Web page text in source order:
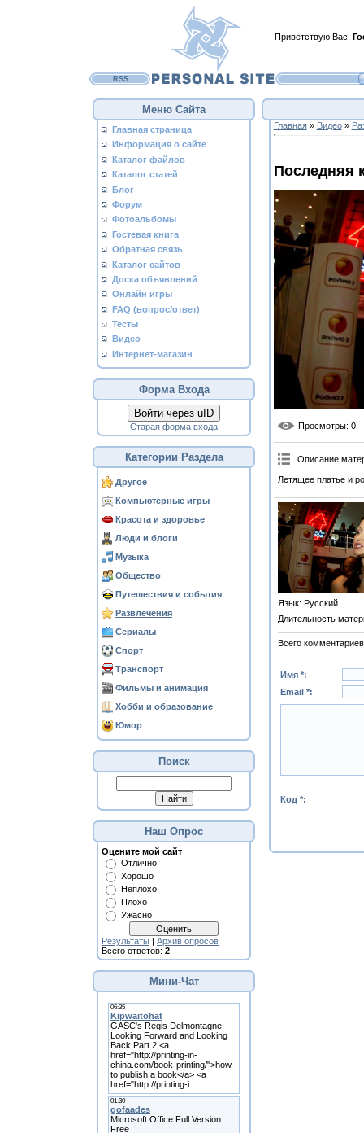
Приветствую Вас
RSS
Меню Сайта
Главная страница
Информация о сайте
Каталог файлов
Каталог статей
Блог
Форум
Фотоальбомы
Гостевая книга
Обратная связь
Каталог сайтов
Доска объявлений
Онлайн игры
FAQ (вопрос/ответ)
Тесты
Видео
Интернет-магазин
Форма Входа
Войти через uID
Старая форма входа
Категории Раздела
Другое
Компьютерные игры
Красота и здоровье
Люди и блоги
Музыка
Общество
Путешествия и события
Развлечения
Сериалы
Спорт
Транспорт
Фильмы и анимация
Хобби и образование
Юмор
Поиск
Наш Опрос
Оцените мой сайт
Отлично
Хорошо
Неплохо
Плохо
Ужасно
Результаты | Архив опросов
Всего ответов: 2
Мини-Чат
Главная» Видео»
Последняя
Просмотры: 0
Описание
Летящее платье и
Язык: Русский
Длительность
Всего комментариев
Имя *:
Email *:
Код *: